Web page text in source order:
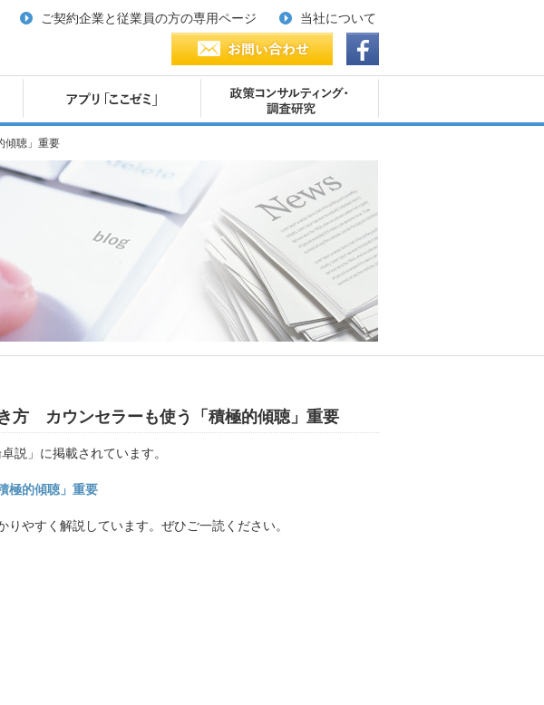
ご契約企業と従業員の方の専用ページ 当社について
傾聴」重要
方 カウンセラーも使う「積極的傾聴」重要
説」に掲載されています。
極的傾聴」重要
やすく解説しています。ぜひご一読ください。